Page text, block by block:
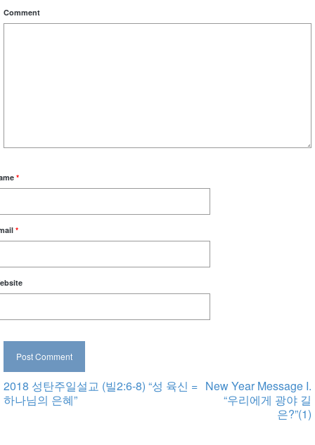
Comment
*
*
Post navigation
2018 성탄주일설교 (빌2:6-8) “성 육신 =
하나님의 은혜”
New Year Message I.
“우리에게 광야 길
은?”(1)